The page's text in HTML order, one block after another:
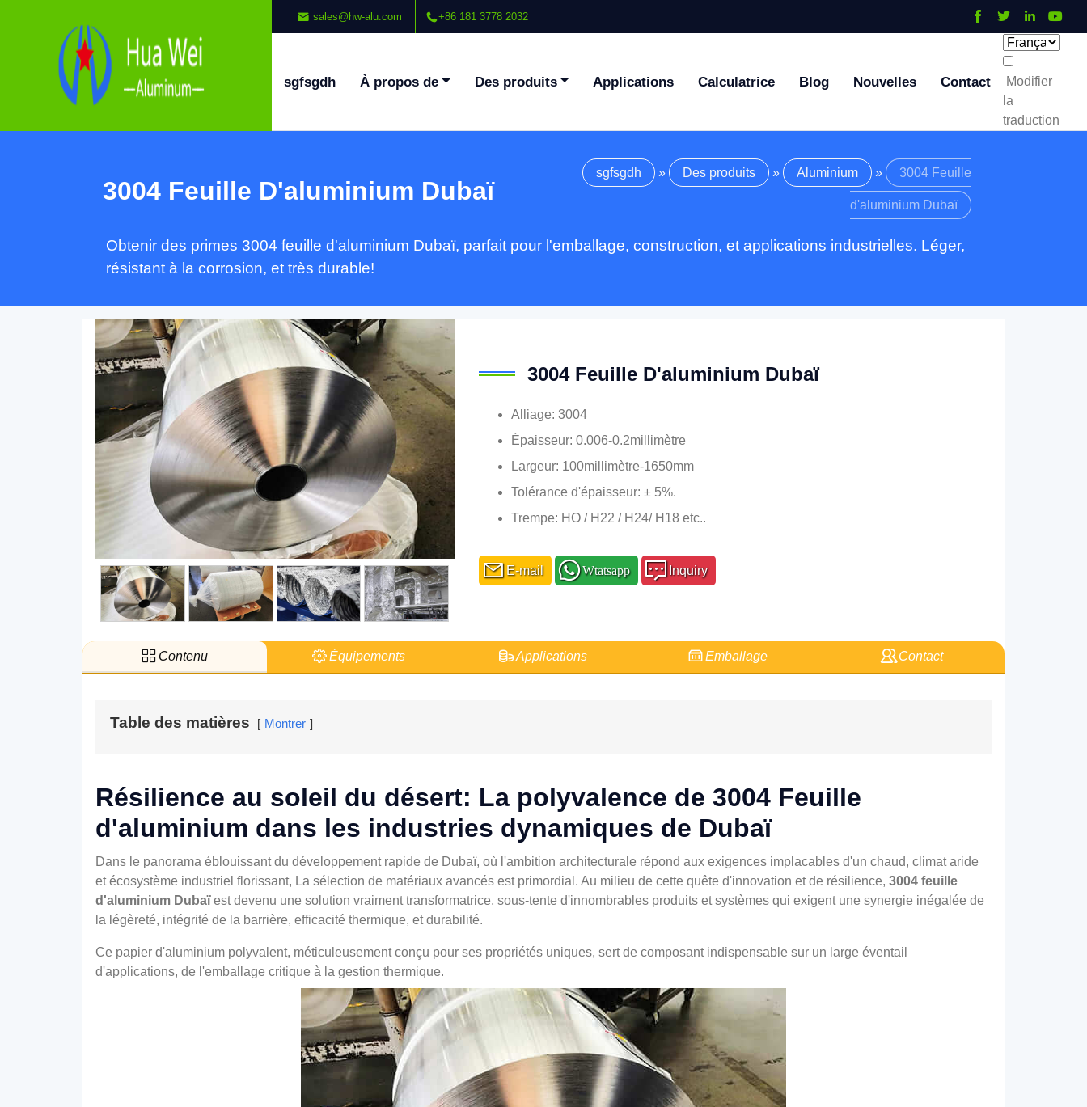
sales@hw-alu.com +86 181 3778 2032
sgfsgdh À propos de Des produits Applications Calculatrice Blog Nouvelles Contact
Modifier
la
traduction
3004 Feuille D'aluminium Dubaï
sgfsgdh » Des produits » Aluminium » 3004 Feuille
d'aluminium Dubaï
Obtenir des primes 3004 feuille d'aluminium Dubaï, parfait pour l'emballage, construction, et applications industrielles. Léger,
résistant à la corrosion, et très durable!
3004 Feuille D'aluminium Dubaï
Alliage: 3004
Épaisseur: 0.006-0.2millimètre
Largeur: 100millimètre-1650mm
Tolérance d'épaisseur: ± 5%.
Trempe: HO / H22 / H24/ H18 etc..
E-mail Wtatsapp Inquiry
Contenu Équipements Applications Emballage Contact
Table des matières Montrer
Résilience au soleil du désert: La polyvalence de 3004 Feuille
d'aluminium dans les industries dynamiques de Dubaï
Dans le panorama éblouissant du développement rapide de Dubaï, où l'ambition architecturale répond aux exigences implacables d'un chaud, climat aride
et écosystème industriel florissant, La sélection de matériaux avancés est primordial. Au milieu de cette quête d'innovation et de résilience, 3004 feuille
d'aluminium Dubaïest devenu une solution vraiment transformatrice, sous-tente d'innombrables produits et systèmes qui exigent une synergie inégalée de
la légèreté, intégrité de la barrière, efficacité thermique, et durabilité.
Ce papier d'aluminium polyvalent, méticuleusement conçu pour ses propriétés uniques, sert de composant indispensable sur un large éventail
d'applications, de l'emballage critique à la gestion thermique.